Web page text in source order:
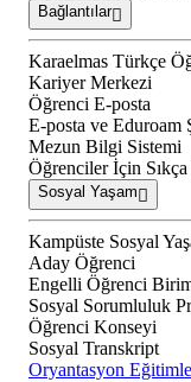
Bağlantılar
Karaelmas Türkçe
Kariyer Merkezi
Öğrenci E-posta
E-posta ve Eduroam
Mezun Bilgi Sistemi
Öğrenciler İçin
Sosyal Yaşam
Kampüste Sosyal
Aday Öğrenci
Engelli Öğrenci
Sosyal Sorumluluk
Öğrenci Konseyi
Sosyal Transkript
Oryantasyon